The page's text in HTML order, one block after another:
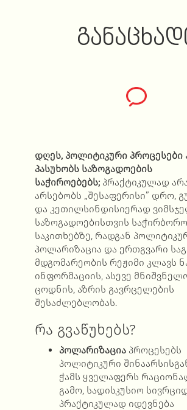
დღეს, პოლიტიკური პროცესები
პასუხობს საზოგადოების
საჭიროებებს;პრაქტიკულად
არსებობს „შესაფერისი” დრო,
და კეთილსინდისიერად
საზოგადოებისთვის
საკითხებზე, რადგან
პოლარიზაცია და ერთგვარი
მდგომარეობის რეჟიმი კლავს
ინფორმაციის, ასევე
ცოდნის, აზრის გავრცელების
შესაძლებლობას.
რა გვაწუხებს?
პოლარიზაციაპროცესებს
პოლიტიკური
ჭამს ყველაფერს
გამო, სადისკუსიო
პრაქტიკულად იდევნება